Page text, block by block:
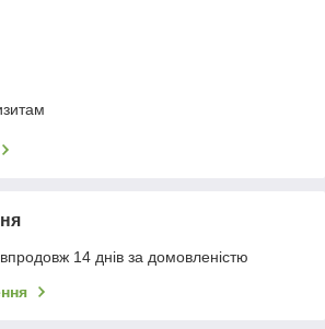
14 днів за домовленістю